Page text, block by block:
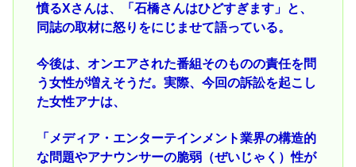
憤るXさんは、「石橋さんはひどすぎます」と、
同誌の取材に怒りをにじませて語っている。
今後は、オンエアされた番組そのものの責任を問
う女性が増えそうだ。実際、今回の訴訟を起こし
た女性アナは、
「メディア・エンターテインメント業界の構造的
な問題やアナウンサーの脆弱（ぜいじゃく）性が